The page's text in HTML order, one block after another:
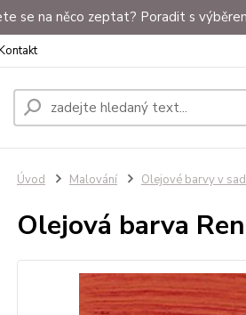
se na něco zeptat? Poradit s
Úvod Malování Olejové barvy v
Olejová barva